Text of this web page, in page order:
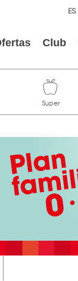
Club